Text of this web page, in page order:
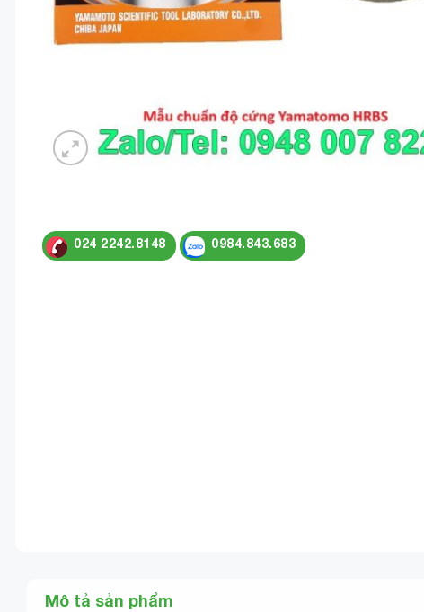
024 2242.8148 0984.843.683
Mô tả sản phẩm